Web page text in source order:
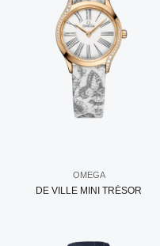
OMEGA
DE VILLE MINI TRÉSOR